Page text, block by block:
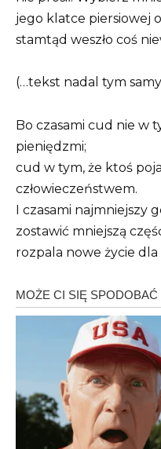
jego klatce piersiowej
stamtąd weszło coś
(…tekst nadal tym
Bo czasami cud nie w
pieniędzmi;
cud w tym, że ktoś
człowieczeństwem.
I czasami najmniejszy
zostawić mniejszą
rozpala nowe życie dla